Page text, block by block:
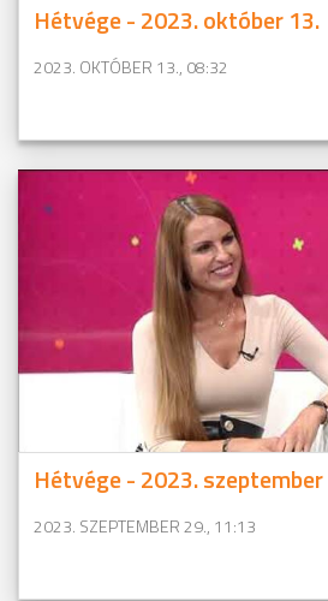
Hétvége - 2023. október 13.
2023. OKTÓBER 13., 08:32
Hétvége - 2023.
2023. SZEPTEMBER 29., 11:13